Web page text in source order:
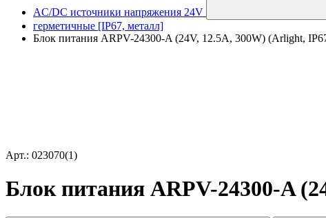
AC/DC источники напряжения 24V
герметичные [IP67, металл]
Блок питания ARPV-24300-A (24V, 12.5A, 300W) (Arlight,
Арт.: 023070(1)
Блок питания ARPV-24300-A